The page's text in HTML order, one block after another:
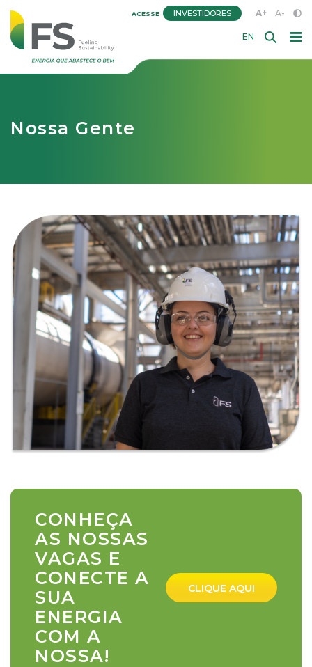
ACESSE INVESTIDORES A+ A-
EN
Nossa Gente
CONHEÇA
AS NOSSAS
VAGAS E
CONECTE A
SUA
ENERGIA
COM A
NOSSA!
CLIQUE AQUI